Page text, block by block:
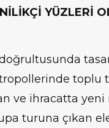
YÜZLERİ
toplu
ve ihracatta
turuna çıkan